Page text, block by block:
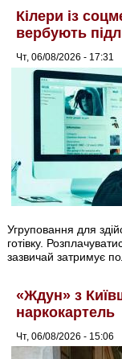
Кілери із
вербують
Чт, 06/08/2026 - 17:31
Угруповання для
готівку.
зазвичай затримує
«Ждун» з
наркокартель
Чт, 06/08/2026 - 15:06